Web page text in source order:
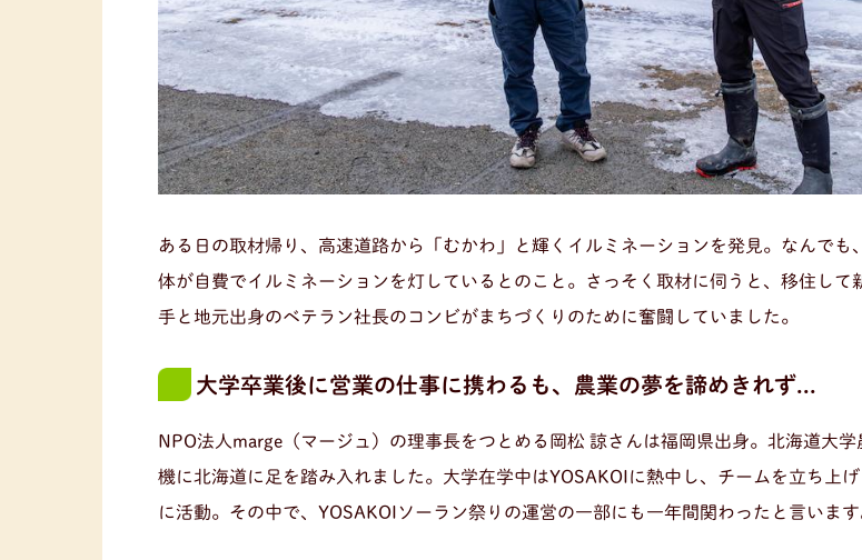
ある日の取材帰り、高速道路から「むかわ」と輝くイルミネーションを発見。なんでも
体が自費でイルミネーションを灯しているとのこと。さっそく取材に伺うと、移住して
手と地元出身のベテラン社長のコンビがまちづくりのために奮闘していました。
大学卒業後に営業の仕事に携わるも、農業の夢を諦めきれず...
NPO法人marge（マージュ）の理事長をつとめる岡松 諒さんは福岡県出身。北海道大学
機に北海道に足を踏み入れました。大学在学中はYOSAKOIに熱中し、チームを立ち上
に活動。その中で、YOSAKOIソーラン祭りの運営の一部にも一年間関わったと言います